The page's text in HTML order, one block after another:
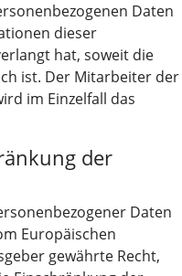
Daten
dieser
hat, soweit die
ist. Der Mitarbeiter der
im Einzelfall das
der
Daten
Europäischen
gewährte Recht,